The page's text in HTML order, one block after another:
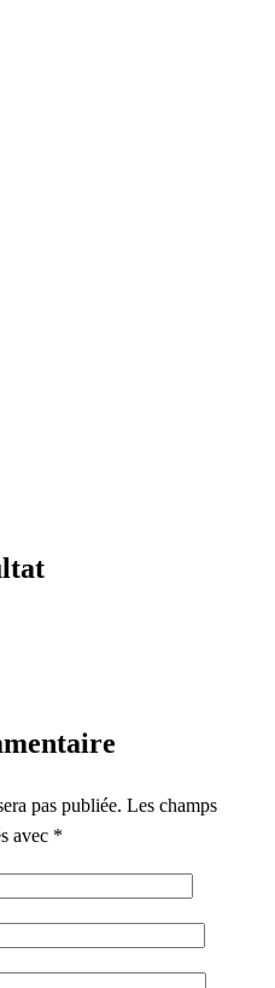
pas publiée. Les champs
avec *